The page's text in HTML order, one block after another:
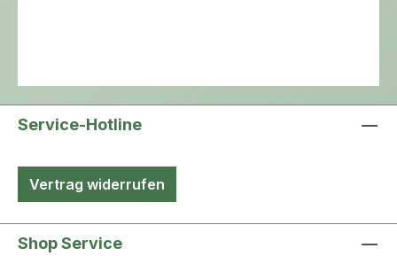
Service-Hotline
Vertrag widerrufen
Shop Service